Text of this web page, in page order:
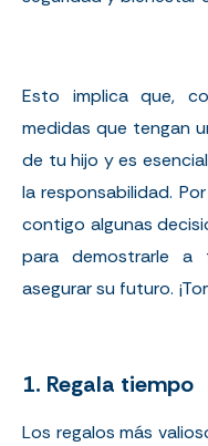
Esto implica que,
medidas que tengan
de tu hijo y es
la responsabilidad.
contigo algunas
para demostrarle
asegurar su futuro.
1. Regala tiempo
Los regalos más